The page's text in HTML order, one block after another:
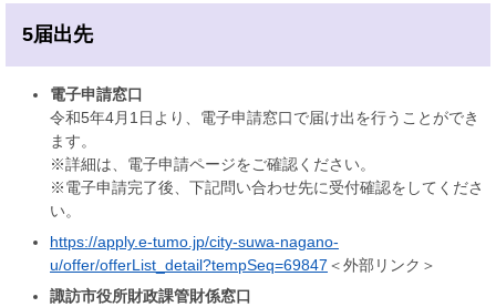
5届出先
電子申請窓口
令和5年4月1日より、電子申請窓口で届け出を行うことができ
ます。
※詳細は、電子申請ページをご確認ください。
※電子申請完了後、下記問い合わせ先に受付確認をしてくださ
い。
https://apply.e-tumo.jp/city-suwa-nagano-
u/offer/offerList_detail?tempSeq=69847​​ ＜外部リンク＞
諏訪市役所財政課管財係窓口